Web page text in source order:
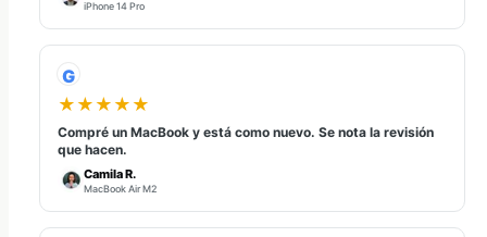
iPhone 14 Pro
G
★★★★★
Compré un MacBook y está como nuevo. Se nota la revisión
que hacen.
Camila R.
MacBook Air M2